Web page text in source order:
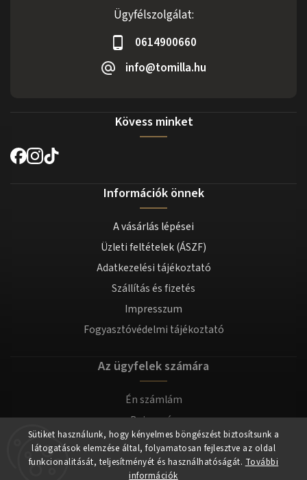
Sütiket használunk, hogy kényelmes böngészést biztosítsunk a
látogatások elemzése által, folyamatosan fejlesztve az oldal
funkcionalitását, teljesítményét és használhatóságát. További
információk
Ügyfélszolgálat:
0614900660
info@tomilla.hu
Kövess minket
Információk önnek
A vásárlás lépései
Üzleti feltételek (ÁSZF)
Adatkezelési tájékoztató
Szállítás és fizetés
Impresszum
Fogyasztóvédelmi tájékoztató
Az ügyfelek számára
Én számlám
Bejegyzés
Bejelentkezés